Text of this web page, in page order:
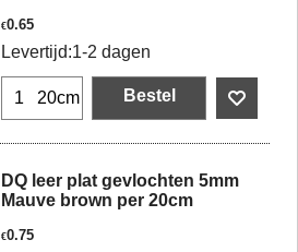
€0.65
Levertijd:1-2 dagen
20cm Bestel
DQ leer plat gevlochten 5mm
Mauve brown per 20cm
€0.75